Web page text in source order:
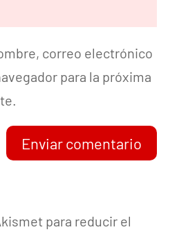
correo electrónico
para la próxima
Enviar comentario
para reducir el